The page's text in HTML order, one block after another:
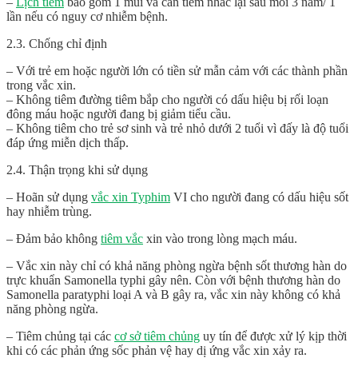
lần nếu có nguy cơ nhiễm bệnh.
2.3. Chống chỉ định
– Với trẻ em hoặc người lớn có tiền sử mẫn cảm với các thành phần
trong vắc xin.
– Không tiêm đường tiêm bắp cho người có dấu hiệu bị rối loạn
đông máu hoặc người đang bị giảm tiểu cầu.
– Không tiêm cho trẻ sơ sinh và trẻ nhỏ dưới 2 tuổi vì đấy là độ tuổi
đáp ứng miễn dịch thấp.
2.4. Thận trọng khi sử dụng
– Hoãn sử dụng vắc xin Typhim VI cho người đang có dấu hiệu sốt
hay nhiễm trùng.
– Đảm bảo không tiêm vắc xin vào trong lòng mạch máu.
– Vắc xin này chỉ có khả năng phòng ngừa bệnh sốt thương hàn do
trực khuẩn Samonella typhi gây nên. Còn với bệnh thương hàn do
Samonella paratyphi loại A và B gây ra, vắc xin này không có khả
năng phòng ngừa.
– Tiêm chủng tại các cơ sở tiêm chủng uy tín để được xử lý kịp thời
khi có các phản ứng sốc phản vệ hay dị ứng vắc xin xảy ra.